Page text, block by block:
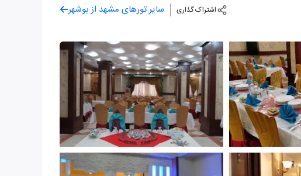
اشتراک گذاری سایر تورهای مشهد از بوشهر